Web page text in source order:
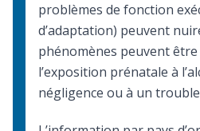
problèmes de fonction
d’adaptation) peuvent
phénomènes peuvent
l’exposition prénatale à
négligence ou à un